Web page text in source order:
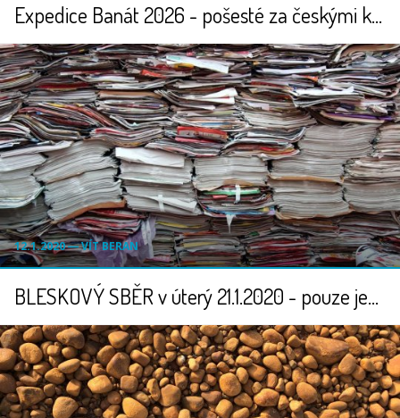
Expedice Banát 2026 - pošesté za českými kořeny
12.1.2020 ― VÍT BERAN
BLESKOVÝ SBĚR v úterý 21.1.2020 - pouze jeden den